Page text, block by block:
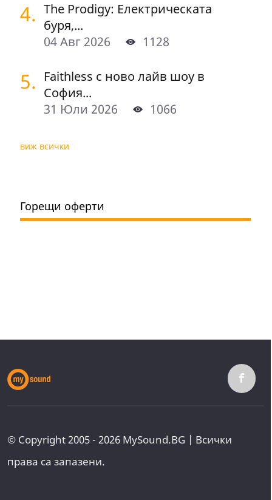
4. The Prodigy: Електрическата
буря,...
04 Авг 2026
1128
5. Faithless с ново лайв шоу в
София...
31 Юли 2026
1066
виж всички
Горещи оферти
© Copyright 2005 - 2026 MySound.BG | Всички
права са запазени.